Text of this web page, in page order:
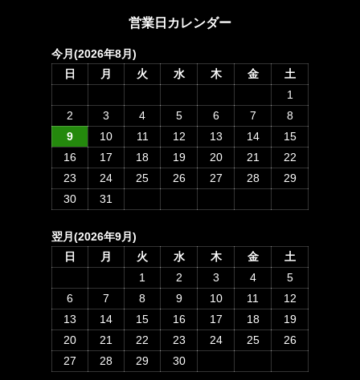
営業日カレンダー
今月(2026年8月)
日
月 火 水 木 金
土
1
2
3 4 5 6 7
8
9
10 11 12 13 14
15
16
17 18 19 20 21
22
23
24 25 26 27 28
29
30
31
翌月(2026年9月)
日
月 火 水 木 金
土
1
2 3 4
5
6
7 8 9 10 11
12
13
14 15 16 17 18
19
20
21 22 23 24 25
26
27
28 29 30